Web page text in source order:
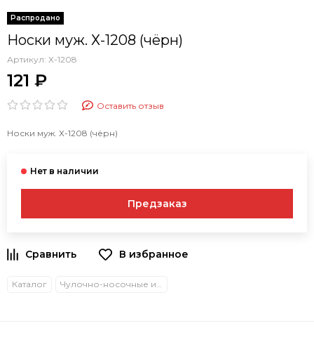
Носки муж. Х-1208 (чёрн)
Артикул: Х-1208
121 ₽
Оставить отзыв
Носки муж. Х-1208 (чёрн)
Предзаказ
В избранное
Каталог Чулочно-носочные изделия